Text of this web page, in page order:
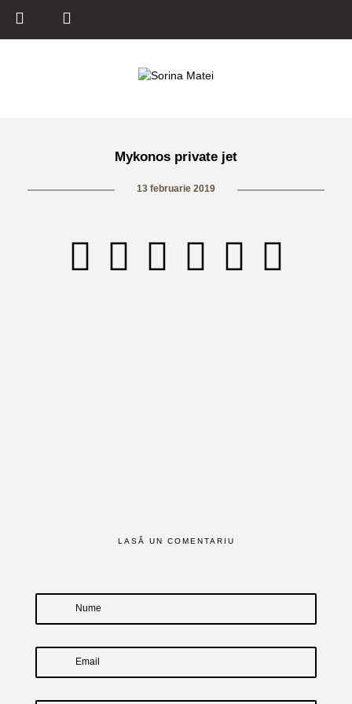
Mykonos private jet
13 februarie 2019
LASĂ UN COMENTARIU
Nume
Email